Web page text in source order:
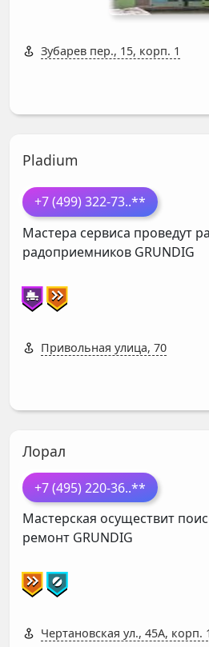
Зубарев пер., 15, корп. 1
Pladium
+7 (499) 322-73..**
Мастера сервиса проведут
радоприемников GRUNDIG
Привольная улица, 70
Лорал
+7 (495) 220-36..**
Мастерская осуществит
ремонт GRUNDIG
Чертановская ул., 45А, корп. 1